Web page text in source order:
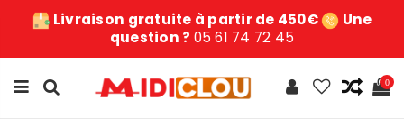
Livraison gratuite à partir de 450€
Une
question ? 05 61 74 72 45
0